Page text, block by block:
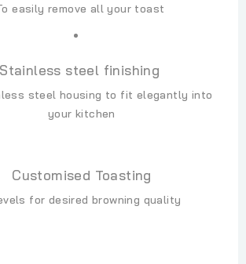
easily remove all your toast
Stainless steel finishing
steel housing to fit elegantly into
your kitchen
Customised Toasting
for desired browning quality